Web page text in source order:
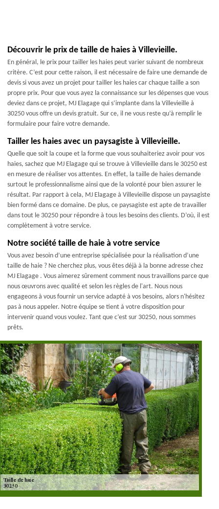
Découvrir le prix de taille de haies à Villevieille.
En général, le prix pour tailler les haies peut varier suivant de nombreux
critère. C’est pour cette raison, il est nécessaire de faire une demande de
devis si vous avez un projet pour tailler les haies car chaque taille a son
propre prix. Pour que vous ayez la connaissance sur les dépenses que vous
deviez dans ce projet, MJ Elagage qui s’implante dans la Villevieille à
30250 vous offre un devis gratuit. Sur ce, il ne vous reste qu’à remplir le
formulaire pour faire votre demande.
Tailler les haies avec un paysagiste à Villevieille.
Quelle que soit la coupe et la forme que vous souhaiteriez avoir pour vos
haies, sachez que MJ Elagage qui se trouve à Villevieille dans le 30250 est
en mesure de réaliser vos attentes. En effet, la taille de haies demande
surtout le professionnalisme ainsi que de la volonté pour bien assurer le
résultat. Par rapport à cela, MJ Elagage à Villevieille dispose un paysagiste
bien formé dans ce domaine. De plus, ce paysagiste est apte de travailler
dans tout le 30250 pour répondre à tous les besoins des clients. D’où, il est
complètement à votre service.
Notre société taille de haie à votre service
Vous avez besoin d’une entreprise spécialisée pour la réalisation d’une
taille de haie ? Ne cherchez plus, vous êtes déjà à la bonne adresse chez
MJ Elagage . Vous aimerez sûrement comment nous travaillons parce que
nous œuvrons avec qualité et selon les règles de l'art. Nous nous
engageons à vous fournir un service adapté à vos besoins, alors n'hésitez
pas à nous appeler. Notre équipe se tient à votre disposition pour
intervenir quand vous voulez. Tant que c’est sur 30250, nous sommes
prêts.